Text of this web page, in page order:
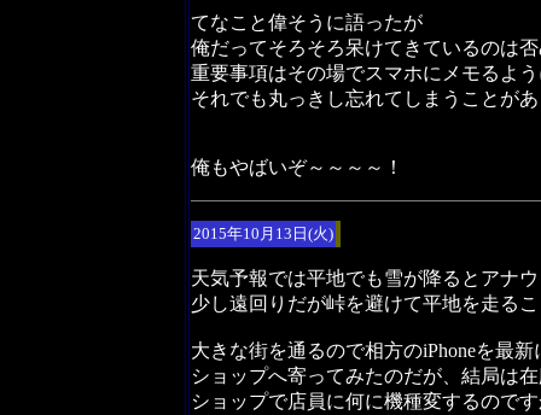
てなこと偉そうに語ったが
俺だってそろそろ呆けてきているのは
重要事項はその場でスマホにメモるよ
それでも丸っきし忘れてしまうことが
俺もやばいぞ～～～～！
2015年10月13日(火)
天気予報では平地でも雪が降るとアナ
少し遠回りだが峠を避けて平地を走る
大きな街を通るので相方のiPhoneを最
ショップへ寄ってみたのだが、結局は
ショップで店員に何に機種変するので